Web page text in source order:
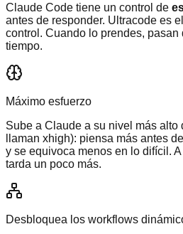
Claude Code tiene un control de
antes de responder. Ultracode es
control. Cuando lo prendes, pasan
tiempo.
Máximo esfuerzo
Sube a Claude a su nivel más alto
llaman xhigh): piensa más antes
y se equivoca menos en lo difícil.
tarda un poco más.
Desbloquea los workflows